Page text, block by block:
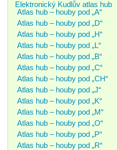
Elektronický Kudlův atlas hub
Atlas hub – houby pod „A“
Atlas hub – houby pod „D“
Atlas hub – houby pod „H“
Atlas hub – houby pod „L“
Atlas hub – houby pod „B“
Atlas hub – houby pod „C“
Atlas hub – houby pod „CH“
Atlas hub – houby pod „J“
Atlas hub – houby pod „K“
Atlas hub – houby pod „M“
Atlas hub – houby pod „O“
Atlas hub – houby pod „P“
Atlas hub – houby pod „R“